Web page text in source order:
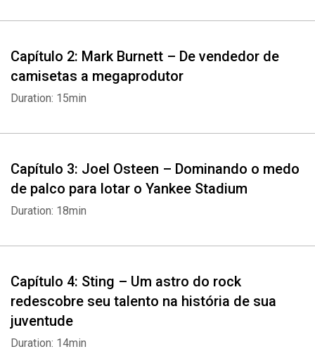
Capítulo 2: Mark Burnett – De vendedor de
camisetas a megaprodutor
Duration: 15min
Capítulo 3: Joel Osteen – Dominando o medo
de palco para lotar o Yankee Stadium
Duration: 18min
Capítulo 4: Sting – Um astro do rock
redescobre seu talento na história de sua
juventude
Duration: 14min